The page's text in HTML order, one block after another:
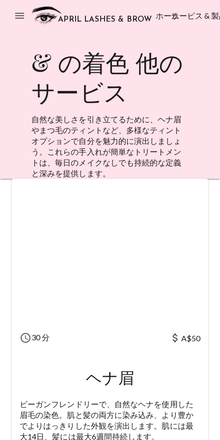
menu APRIL LASHES & BROW ホームサービス &
& の着色 他の
サービス
自然な美しさを引き立てるために、ヘナ眉
やまつ毛のティントなど、多様なティント
オプションで自分を魅力的に演出しましょ
う。これらの手入れが簡単なトリートメン
トは、毎日のメイクなしでも持続的な定義
と深みを提供します。
schedule30 分 attach_money A$50
ヘナ眉
ビーガンフレンドリーで、自然なヘナを使用した
眉毛の染色。肌と髪の両方に染み込み、より豊か
でよりはっきりした外観を演出します。肌には最
大14日、髪には最大6週間持続します。